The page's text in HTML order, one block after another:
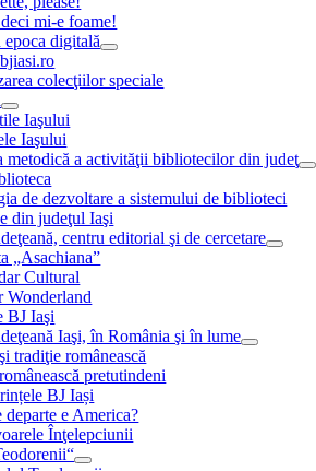
mi-e foame!
digitală
colecţiilor speciale
Iaşului
Iaşului
metodică a activităţii bibliotecilor din judeţ
de dezvoltare a sistemului de biblioteci
din judeţul Iaşi
centru editorial şi de cercetare
„Asachiana”
Cultural
Wonderland
BJ Iaşi
Iaşi, în România şi în lume
tradiţie românească
pretutindeni
BJ Iași
departe e America?
Înţelepciunii